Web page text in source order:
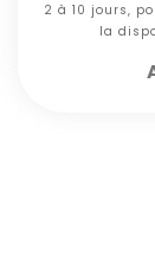
2 à 10 jours,
la